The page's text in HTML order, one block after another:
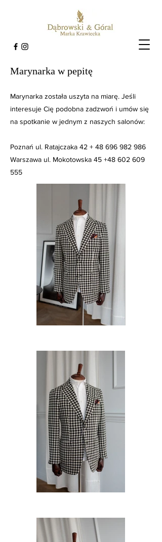
Marynarka w pepitę
Marynarka została uszyta na miarę. Jeśli
interesuje Cię podobna zadzwoń i umów się
na spotkanie w jednym z naszych salonów:
Poznań ul. Ratajczaka 42 + 48 696 982 986
Warszawa ul. Mokotowska 45 +48 602 609
555